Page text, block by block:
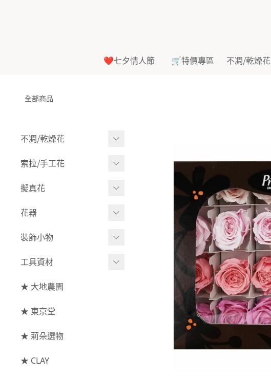
❤️七夕情人節 🛒特價專區 不凋⧸乾燥花
全部商品
不凋⧸乾燥花
多色組合
- 其他
玫瑰
大玫瑰
- 迷你玫瑰
- 庭園玫瑰
索拉⧸手工花
索拉花(有花莖)
- 莉朵獨家水染
- 大地農園
索拉花(僅花頭)
原色
擬真花
盆栽⧸成品
綜合花束
葉材⧸藤蔓
枝條
果實
花器
小型花器
中大型花器
捧花架⧸吊架
藤圈⧸注連繩
提籃
裝飾小物
裝飾⧸擺飾
花插
工具資材
工具⧸型錄
資材
★ 大地農園
★ 東京堂
★ 莉朵選物
★ CLAY